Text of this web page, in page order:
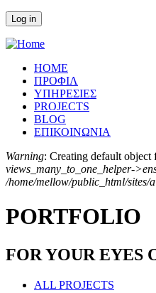
HOME
ΠΡΟΦΙΛ
ΥΠΗΡΕΣΙΕΣ
PROJECTS
BLOG
ΕΠΙΚΟΙΝΩΝΙΑ
Error message
Warning: Creating default object
views_many_to_one_helper-
/home/mellow/public_html/sites/
PORTFOLIO
FOR YOUR EYES
ALL PROJECTS